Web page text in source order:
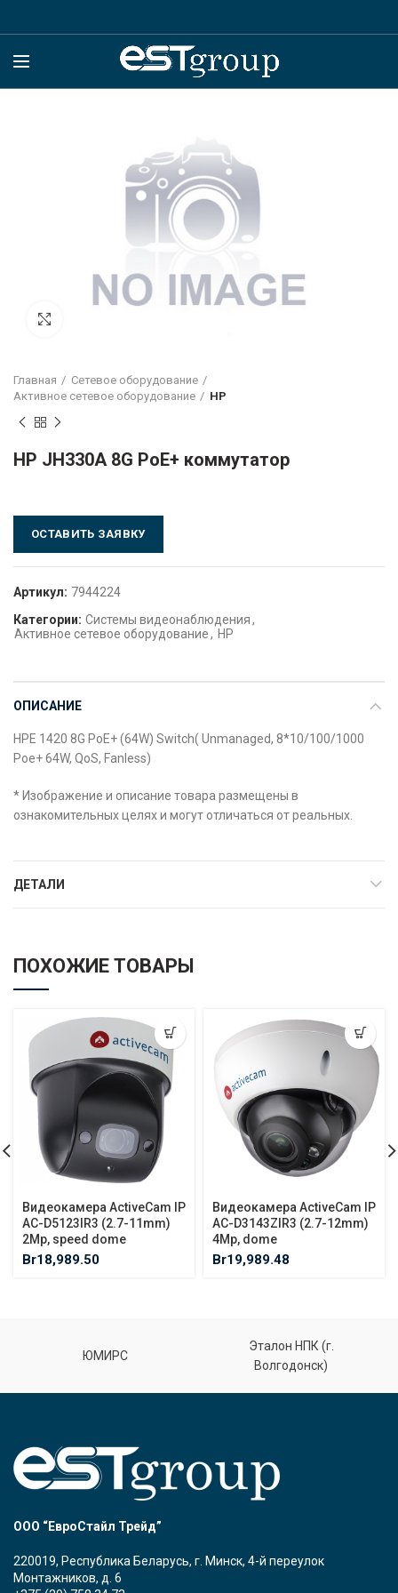
Главная
Сетевое оборудование
Активное сетевое оборудование
HP
HP JH330A 8G PoE+ коммутатор
ОСТАВИТЬ ЗАЯВКУ
Артикул: 7944224
Категории: Системы видеонаблюдения,
Активное сетевое оборудование, HP
ОПИСАНИЕ
HPE 1420 8G PoE+ (64W) Switch( Unmanaged, 8*10/100/1000
Poe+ 64W, QoS, Fanless)
* Изображение и описание товара размещены в
ознакомительных целях и могут отличаться от реальных.
ДЕТАЛИ
ПОХОЖИЕ ТОВАРЫ
Видеокамера ActiveCam IP
AC-D5123IR3 (2.7-11mm)
2Mp, speed dome
Br18,989.50
Видеокамера ActiveCam IP
AC-D3143ZIR3 (2.7-12mm)
4Mp, dome
Br19,989.48
ЮМИРС
Эталон НПК (г.
Волгодонск)
ООО “ЕвроСтайл Трейд”
220019, Республика Беларусь, г. Минск, 4-й переулок
Монтажников, д. 6